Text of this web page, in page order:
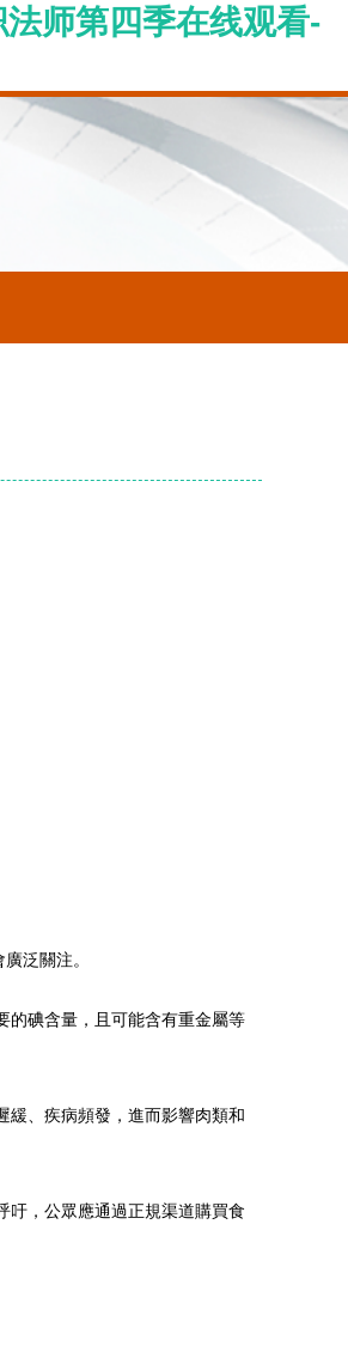
师第四季在线观看-
泛關注。
的碘含量，且可能含有重金屬等
緩、疾病頻發，進而影響肉類和
吁，公眾應通過正規渠道購買食